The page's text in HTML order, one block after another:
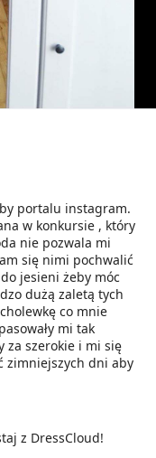
portalu instagram.
w konkursie , który
nie pozwala mi
się nimi pochwalić
jesieni żeby móc
dużą zaletą tych
co mnie
mi tak
za szerokie i mi się
zimniejszych dni aby
z DressCloud!